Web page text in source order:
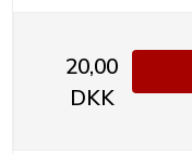
20,00
DKK